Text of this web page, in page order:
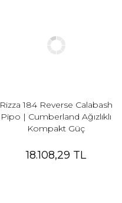
Rizza 184 Reverse Calabash
Pipo | Cumberland Ağızlıklı
Kompakt Güç
18.108,29 TL